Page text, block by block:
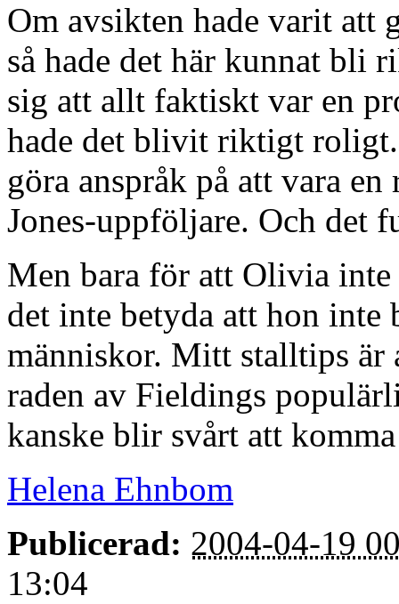
Om avsikten hade varit att
så hade det här kunnat bli
sig att allt faktiskt var en
hade det blivit riktigt roligt.
göra anspråk på att vara
Jones-uppföljare. Och det
Men bara för att Olivia
det inte betyda att hon inte
människor. Mitt stalltips är
raden av Fieldings
kanske blir svårt att
Helena Ehnbom
Publicerad: 2004-04-19
13:04